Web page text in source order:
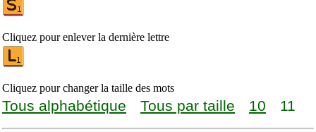
Cliquez pour enlever la dernière lettre
Cliquez pour changer la taille des mots
Tous alphabétique Tous par taille 10 11